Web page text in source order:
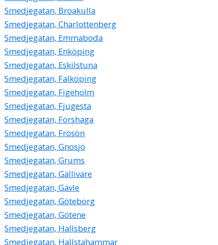
Smedjegatan, Broakulla
Smedjegatan, Charlottenberg
Smedjegatan, Emmaboda
Smedjegatan, Enköping
Smedjegatan, Eskilstuna
Smedjegatan, Falköping
Smedjegatan, Figeholm
Smedjegatan, Fjugesta
Smedjegatan, Forshaga
Smedjegatan, Frösön
Smedjegatan, Gnosjö
Smedjegatan, Grums
Smedjegatan, Gällivare
Smedjegatan, Gävle
Smedjegatan, Göteborg
Smedjegatan, Götene
Smedjegatan, Hallsberg
Smedjegatan, Hallstahammar